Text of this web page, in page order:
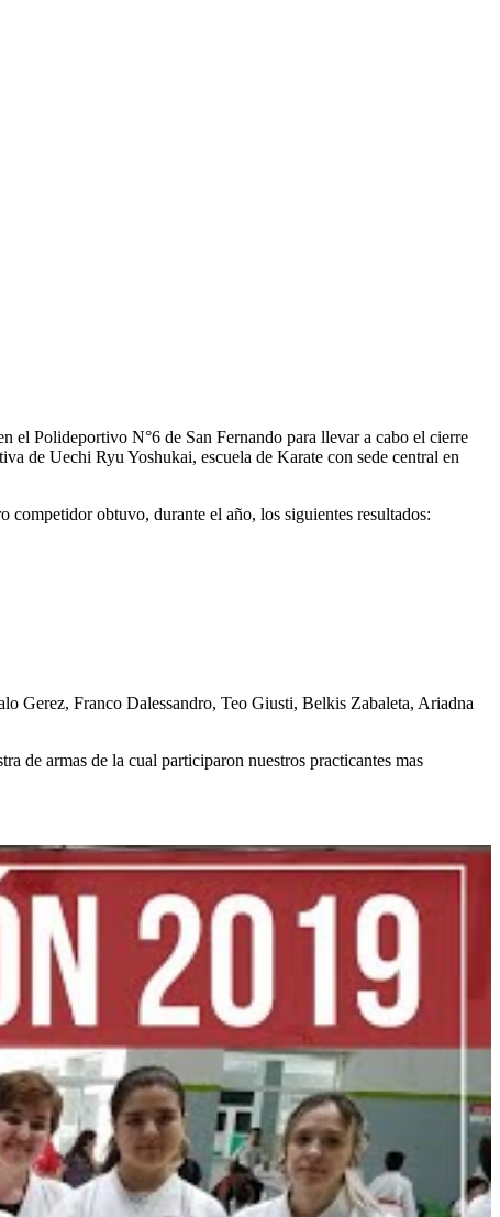
el Polideportivo N°6 de San Fernando para llevar a cabo el cierre
de Uechi Ryu Yoshukai, escuela de Karate con sede central en
obtuvo, durante el año, los siguientes resultados:
Gerez, Franco Dalessandro, Teo Giusti, Belkis Zabaleta, Ariadna
de armas de la cual participaron nuestros practicantes mas